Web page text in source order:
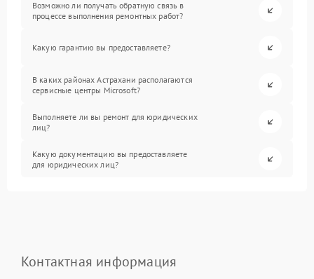
Возможно ли получать обратную связь в
процессе выполнения ремонтных работ?
Какую гарантию вы предоставляете?
В каких районах Астрахани располагаются
сервисные центры Microsoft?
Выполняете ли вы ремонт для юридических
лиц?
Какую документацию вы предоставляете
для юридических лиц?
Контактная информация